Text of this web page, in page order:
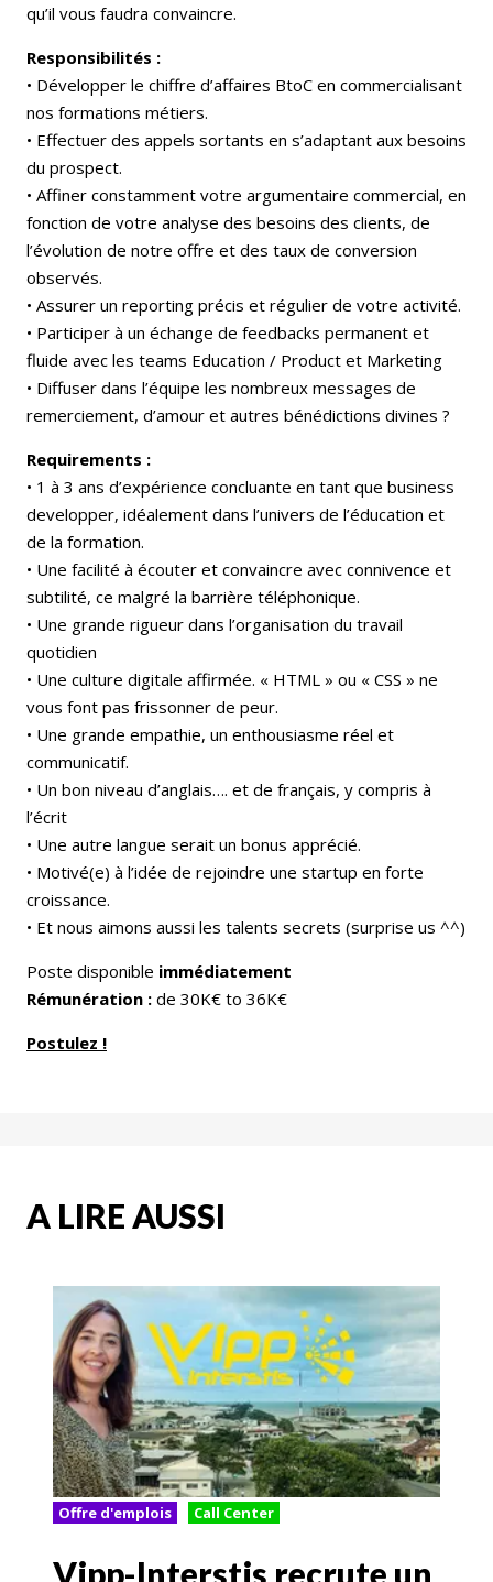
qu’il vous faudra convaincre.
Responsibilités :
• Développer le chiffre d’affaires BtoC en commercialisant
nos formations métiers.
• Effectuer des appels sortants en s’adaptant aux besoins
du prospect.
• Affiner constamment votre argumentaire commercial, en
fonction de votre analyse des besoins des clients, de
l’évolution de notre offre et des taux de conversion
observés.
• Assurer un reporting précis et régulier de votre activité.
• Participer à un échange de feedbacks permanent et
fluide avec les teams Education / Product et Marketing
• Diffuser dans l’équipe les nombreux messages de
remerciement, d’amour et autres bénédictions divines ?
Requirements :
• 1 à 3 ans d’expérience concluante en tant que business
developper, idéalement dans l’univers de l’éducation et
de la formation.
• Une facilité à écouter et convaincre avec connivence et
subtilité, ce malgré la barrière téléphonique.
• Une grande rigueur dans l’organisation du travail
quotidien
• Une culture digitale affirmée. « HTML » ou « CSS » ne
vous font pas frissonner de peur.
• Une grande empathie, un enthousiasme réel et
communicatif.
• Un bon niveau d’anglais…. et de français, y compris à
l’écrit
• Une autre langue serait un bonus apprécié.
• Motivé(e) à l’idée de rejoindre une startup en forte
croissance.
• Et nous aimons aussi les talents secrets (surprise us ^^)
Poste disponible immédiatement
Rémunération : de 30K€ to 36K€
Postulez !
A LIRE AUSSI
Offre d'emplois Call Center
Vipp-Interstis recrute un